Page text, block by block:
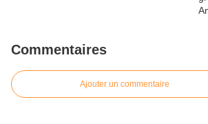
Commentaires
Ajouter un commentaire